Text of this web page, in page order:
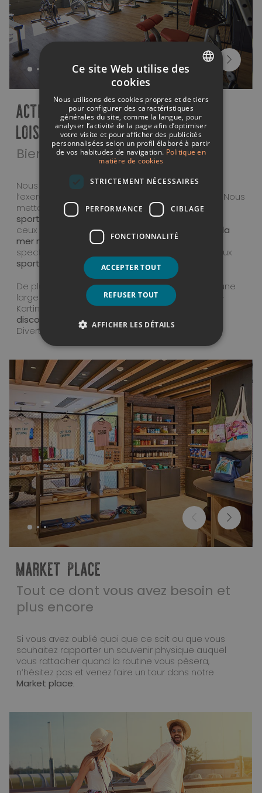
ACTIVITÉS SPORTIVES ET AUTRES
LOISIRS
Bien plus que des vacances
Nous savons que, pour certains d’entre vous,
l’exercice physique ne prend pas de vacances. Nous
mettons donc à votre disposition notresalle de
sport moderne
et bien équipée. Si vous êtes de
ceux qui préfèrent garder la forme au grand air, la
mer n’est qu’à un pas , avec deux plages
spectaculaires où vous pourrez vous adonner aux
sports nautiques
de votre choix.
De plus, Magaluf est le paradis des loisirs, avec une
large gamme d’activités telles que le circuit Go-
Karting, des
parcs aquatiques et les meilleures
discothèques
, le tout à proximité immédiate.
Divertissement et aventure garantis !
MARKET PLACE
Tout ce dont vous avez besoin et
plus encore
Si vous avez oublié quoi que ce soit ou que vous
souhaitez rapporter un souvenir physique auquel
vous rattacher quand la routine vous pèsera,
n’hésitez pas et venez faire un tour dans notre
Market place.
ITALIAN
FRENCH
GERMAN
Ce site Web utilise des
cookies
Nous utilisons des cookies propres et de tiers
pour configurer des caractéristiques
générales du site, comme la langue, pour
analyser l’activité de la page afin d’optimiser
votre visite et pour afficher des publicités
personnalisées selon un profil élaboré à partir
de vos habitudes de navigation. Politique en
matière de cookies
STRICTEMENT NÉCESSAIRES
PERFORMANCE CIBLAGE
FONCTIONNALITÉ
ACCEPTER TOUT
REFUSER TOUT
AFFICHER LES DÉTAILS